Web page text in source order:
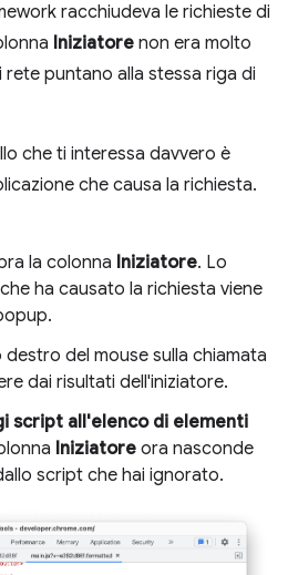
racchiudeva le richieste di
Iniziatore non era molto
rete puntano alla stessa riga di
che ti interessa davvero è
che causa la richiesta.
la colonna Iniziatore. Lo
ha causato la richiesta viene
destro del mouse sulla chiamata
dai risultati dell'iniziatore.
script all'elenco di elementi
Iniziatore ora nasconde
script che hai ignorato.